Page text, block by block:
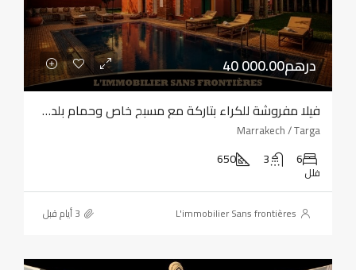
40 000.00درهم
فيلا مفروشة للكراء بتاركة مع مسبح خاص وحمام بلدي وساونا
Marrakech / Targa
6
3
650
فلل
L'immobilier Sans frontières